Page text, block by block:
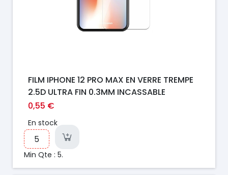
FILM IPHONE 12 PRO MAX EN VERRE TREMPE
2.5D ULTRA FIN 0.3MM INCASSABLE
0,55 €
En stock
Min Qte : 5.